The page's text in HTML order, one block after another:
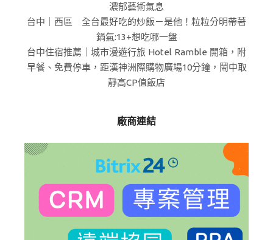
濃郁藝術氣息
台中｜西區 全台最好吃的炒飯－是他！粒粒分明帶著
鍋氣:13+想吃哪一盤
台中住宿推薦｜城市漫遊行旅 Hotel Ramble 開箱，附
早餐、免費停車，距漢神洲際購物廣場10分鐘，鬧中取
靜高CP值飯店
廠商連結